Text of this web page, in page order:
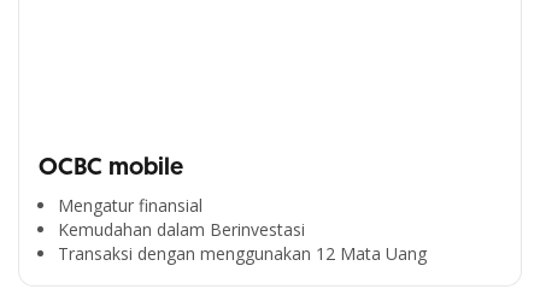
OCBC mobile
Mengatur finansial
Kemudahan dalam Berinvestasi
Transaksi dengan menggunakan 12 Mata Uang
Segala Kemudahan Ada
di Satu Genggaman